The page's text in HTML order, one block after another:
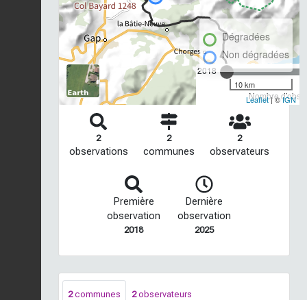
2018
Nombre
Dégradées
Non dégradées
10 km
Leaflet| ©IGN
2
observations
2
communes
2
observateurs
Première
observation
2018
Dernière
observation
2025
2communes 2observateurs